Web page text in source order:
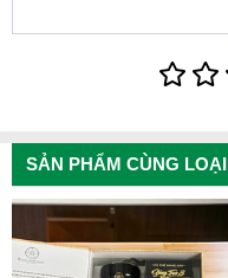
SẢN PHẨM CÙNG LOẠI